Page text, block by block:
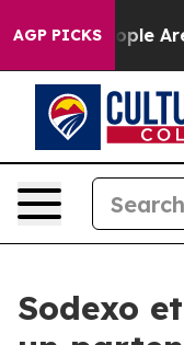
AGP PICKS
“People Are
Sodexo